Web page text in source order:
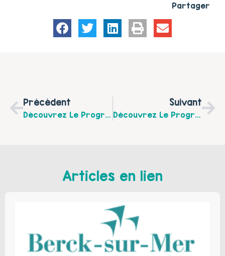
Partager
Précédent
Découvrez Le Programme Des Ateliers D’éveil Itinérants De La CCHPM De Février À Avril 2019
Suivant
Découvrez Le Programme Des Actions Parentalité Du Centre Social De Berck-Sur-Mer Du 25 Février Au 5 Avril 2019
Articles en lien